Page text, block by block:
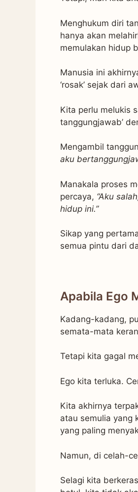
Menghukum diri
hanya akan
memulakan hidup
Manusia ini
‘rosak’ sejak dari
Kita perlu melukis
tanggungjawab’
Mengambil
aku
Manakala proses
percaya, “Aku
hidup ini.”
Sikap yang
semua pintu dari
Apabila Ego
Kadang-kadang,
semata-mata
Tetapi kita gagal
Ego kita terluka.
Kita akhirnya
atau semulia yang
yang paling
Namun, di celah-
Selagi kita